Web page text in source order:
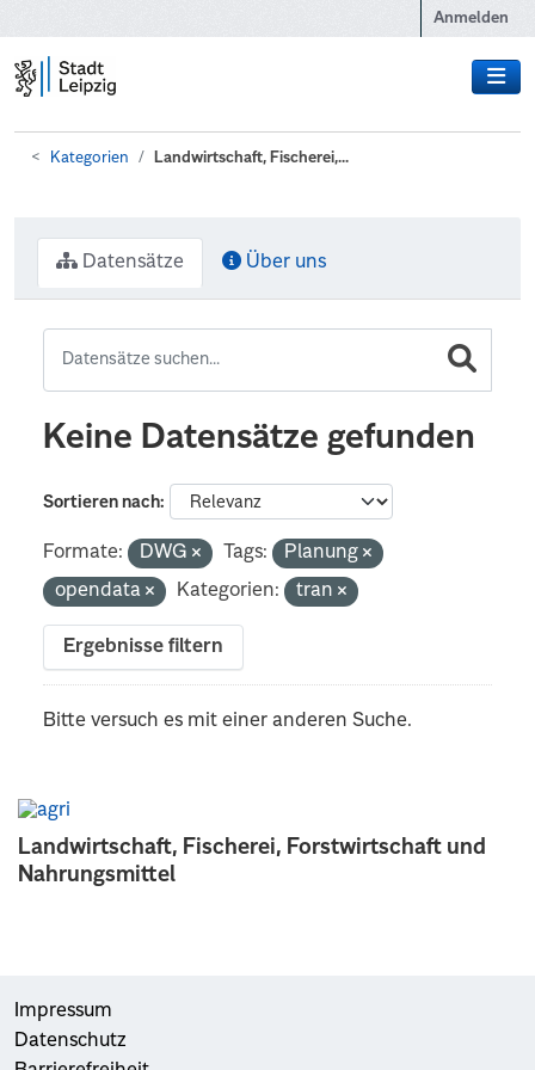
Anmelden
Kategorien Landwirtschaft, Fischerei,...
Landwirtschaft, Fischerei, Forstwirtschaft und
Nahrungsmittel
Datensätze Über uns
Keine Datensätze gefunden
Sortieren nach
Formate: DWG Tags:
Planung
opendata
Kategorien: tran
Ergebnisse filtern
Bitte versuch es mit einer anderen Suche.
Impressum
Datenschutz